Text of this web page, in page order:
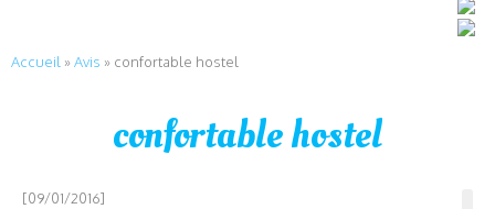
Accueil »Avis » confortable hostel
confortable hostel
[09/01/2016]